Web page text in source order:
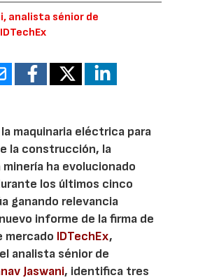
analista sénior de
maquinaria eléctrica para
la construcción, la
ha evolucionado
los últimos cinco
ganando relevancia
informe de la firma de
mercado IDTechEx,
analista sénior de
Jaswani, identifica tres